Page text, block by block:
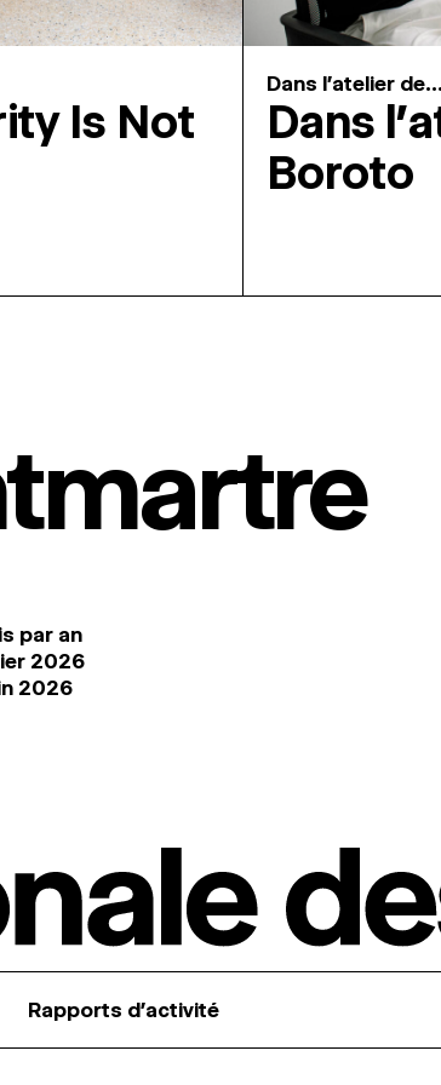
Is Not
Dans l'atelier de...
Dans
Boroto
par an
2026
2026
Rapports d’activité